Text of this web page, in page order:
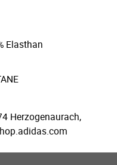
Elasthan
Herzogenaurach,